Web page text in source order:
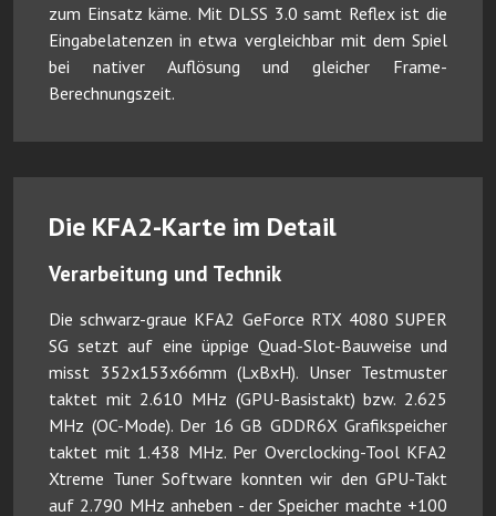
zum Einsatz käme. Mit DLSS 3.0 samt Reflex ist die
Eingabelatenzen in etwa vergleichbar mit dem Spiel
bei nativer Auflösung und gleicher Frame-
Berechnungszeit.
Die KFA2-Karte im Detail
Verarbeitung und Technik
Die schwarz-graue KFA2 GeForce RTX 4080 SUPER
SG setzt auf eine üppige Quad-Slot-Bauweise und
misst 352x153x66mm (LxBxH). Unser Testmuster
taktet mit 2.610 MHz (GPU-Basistakt) bzw. 2.625
MHz (OC-Mode). Der 16 GB GDDR6X Grafikspeicher
taktet mit 1.438 MHz. Per Overclocking-Tool KFA2
Xtreme Tuner Software konnten wir den GPU-Takt
auf 2.790 MHz anheben - der Speicher machte +100